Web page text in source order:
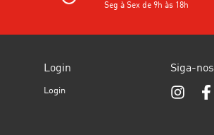
Seg à Sex de 9h às 18h
Login
Login
Siga-nos